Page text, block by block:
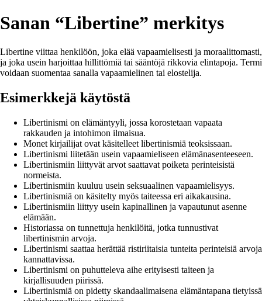
Sanan “Libertine” merkitys
Libertine viittaa henkilöön, joka elää vapaamielisesti ja moraalittomasti,
ja joka usein harjoittaa hillittömiä tai sääntöjä rikkovia elintapoja. Termi
voidaan suomentaa sanalla vapaamielinen tai elostelija.
Esimerkkejä käytöstä
Libertinismi on elämäntyyli, jossa korostetaan vapaata
rakkauden ja intohimon ilmaisua.
Monet kirjailijat ovat käsitelleet libertinismiä teoksissaan.
Libertinismi liitetään usein vapaamieliseen elämänasenteeseen.
Libertinismiin liittyvät arvot saattavat poiketa perinteisistä
normeista.
Libertinismiin kuuluu usein seksuaalinen vapaamielisyys.
Libertinismiä on käsitelty myös taiteessa eri aikakausina.
Libertinismiin liittyy usein kapinallinen ja vapautunut asenne
elämään.
Historiassa on tunnettuja henkilöitä, jotka tunnustivat
libertinismin arvoja.
Libertinismi saattaa herättää ristiriitaisia tunteita perinteisiä arvoja
kannattavissa.
Libertinismi on puhutteleva aihe erityisesti taiteen ja
kirjallisuuden piirissä.
Libertinismiä on pidetty skandaalimaisena elämäntapana tietyissä